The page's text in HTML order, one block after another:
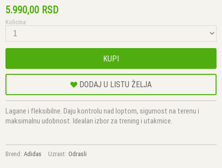
5.990,00 RSD
Kolicina:
KUPI
DODAJ U LISTU ŽELJA
Lagane i fleksibilne. Daju kontrolu nad loptom, sigurnost na terenu i
maksimalnu udobnost. Idealan izbor za trening i utakmice.
Brend: Adidas Uzrast: Odrasli